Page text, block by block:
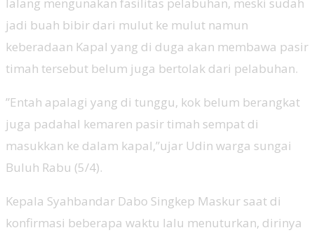
jadi buah bibir dari mulut ke mulut namun
keberadaan Kapal yang di duga akan membawa pasir
timah tersebut belum juga bertolak dari pelabuhan.
”Entah apalagi yang di tunggu, kok belum berangkat
juga padahal kemaren pasir timah sempat di
masukkan ke dalam kapal,”ujar Udin warga sungai
Buluh Rabu (5/4).
Kepala Syahbandar Dabo Singkep Maskur saat di
konfirmasi beberapa waktu lalu menuturkan, dirinya